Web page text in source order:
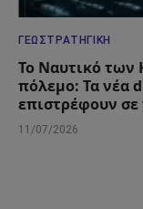
ΓΕΩΣΤΡΑΤΗΓΙΚΉ
Το Ναυτικό των
πόλεμο: Τα νέα
επιστρέφουν
11/07/2026